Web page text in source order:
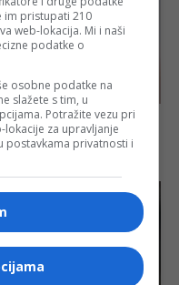
im pristupati 210
web-lokacija. Mi i naši
podatke o
osobne podatke na
slažete s tim, u
Potražite vezu pri
lokacije za upravljanje
postavkama privatnosti i